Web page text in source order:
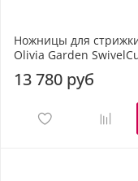
Ножницы для
Olivia Garden
13 780 руб